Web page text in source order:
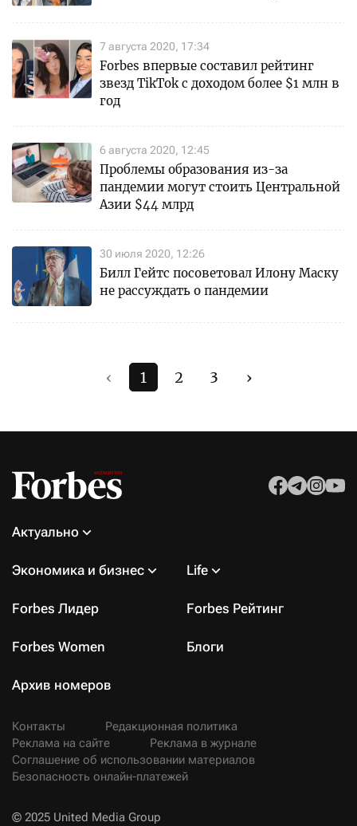
7 августа 2020, 17:34
Forbes впервые составил рейтинг
звезд TikTok с доходом более $1 млн в
год
6 августа 2020, 12:45
Проблемы образования из-за
пандемии могут стоить Центральной
Азии $44 млрд
30 июля 2020, 12:26
Билл Гейтс посоветовал Илону Маску
не рассуждать о пандемии
‹ 1 2 3 ›
Актуально
Экономика и бизнес Life
Forbes Лидер Forbes Рейтинг
Forbes Women Блоги
Архив номеров
Контакты
Редакционная политика
Реклама на сайте
Реклама в журнале
Соглашение об использовании материалов
Безопасность онлайн-платежей
© 2025 United Media Group